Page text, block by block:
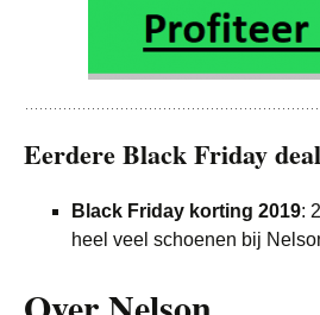
Eerdere Black Friday
Black Friday korting 2019:
heel veel schoenen bij